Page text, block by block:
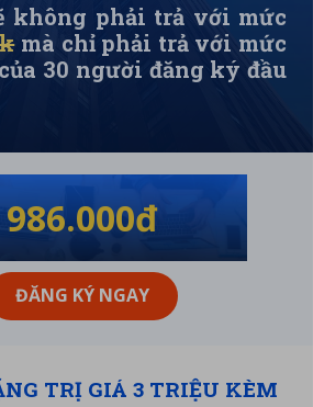
không phải trả với mức
mà chỉ phải trả với mức
30 người đăng ký đầu
986.000đ
ĐĂNG KÝ NGAY
TRỊ GIÁ 3 TRIỆU KÈM